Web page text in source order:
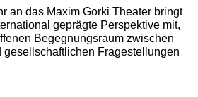
an das Maxim Gorki Theater bringt
geprägte Perspektive mit,
Begegnungsraum zwischen
gesellschaftlichen Fragestellungen